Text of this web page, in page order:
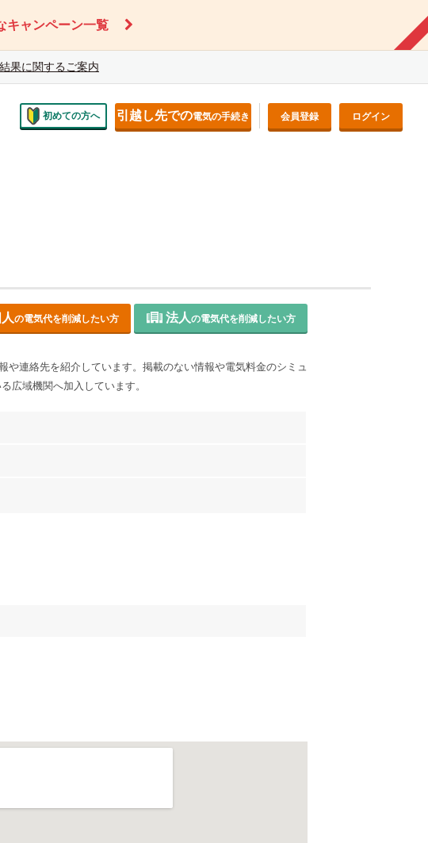
キャンペーン一覧
果に関するご案内
初めての方へ 引越し先での電気の手続き 会員登録 ログイン
の電気代を削減したい方 法人の電気代を削減したい方
連絡先を紹介しています。掲載のない情報や電気料金のシミュ
広域機関へ加入しています。